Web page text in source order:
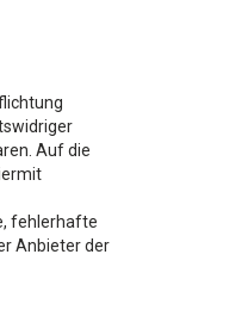
Auf die
fehlerhafte
Anbieter der